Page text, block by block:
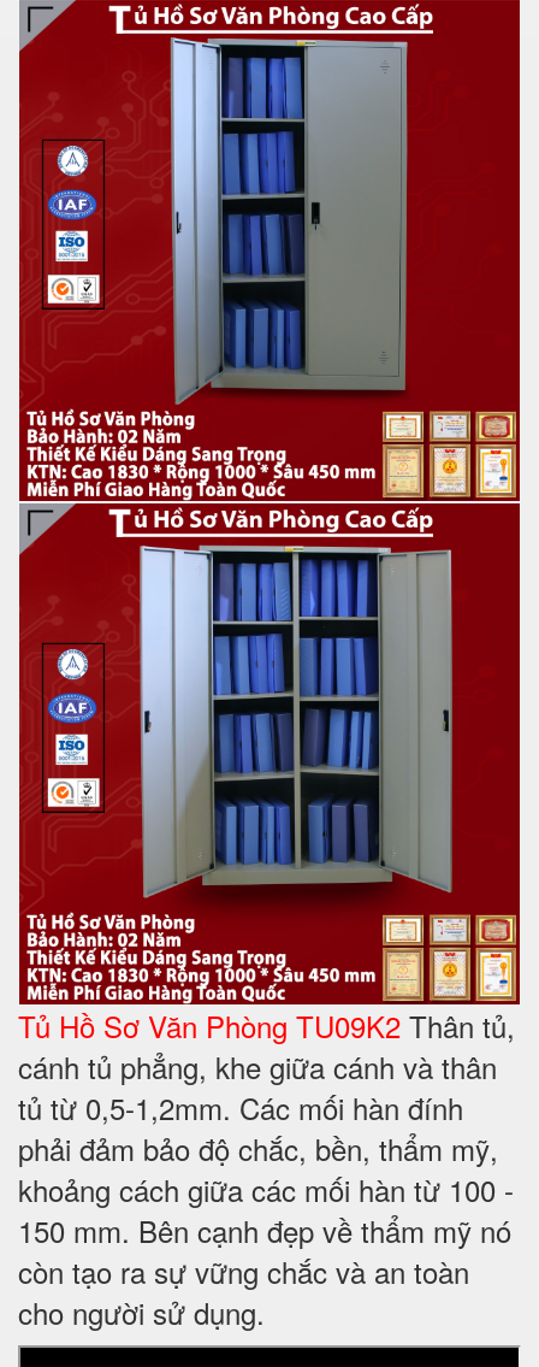
Tủ Hồ Sơ Văn Phòng TU09K2 Thân tủ,
cánh tủ phẳng, khe giữa cánh và thân
tủ từ 0,5-1,2mm. Các mối hàn đính
phải đảm bảo độ chắc, bền, thẩm mỹ,
khoảng cách giữa các mối hàn từ 100 -
150 mm. Bên cạnh đẹp về thẩm mỹ nó
còn tạo ra sự vững chắc và an toàn
cho người sử dụng.